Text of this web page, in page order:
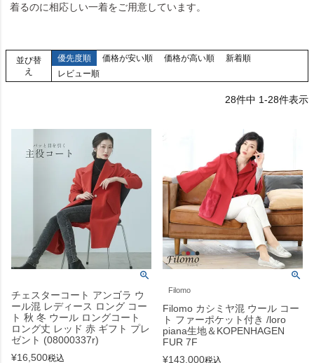
着るのに相応しい一着をご用意しています。
並び替
え
優先度順 価格が安い順 価格が高い順
新着順
レビュー順
28件中 1-28件表示
チェスターコート アンゴラ ウ
ール混 レディース ロング コー
ト 秋 冬 ウール ロングコート
ロング丈 レッド 赤 ギフト プレ
ゼント (08000337r)
¥16,500税込
Filomo
Filomo カシミヤ混 ウール コー
ト ファーポケット付き /loro
piana生地＆KOPENHAGEN
FUR 7F
¥143,000税込